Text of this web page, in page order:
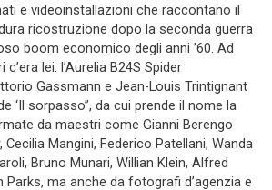
e videoinstallazioni che raccontano il
ricostruzione dopo la seconda guerra
boom economico degli anni ’60. Ad
lei: l’Aurelia B24S Spider
Gassmann e Jean-Louis Trintignant
‘Il sorpasso”, da cui prende il nome la
da maestri come Gianni Berengo
Cecilia Mangini, Federico Patellani, Wanda
Bruno Munari, Willian Klein, Alfred
Parks, ma anche da fotografi d’agenzia e